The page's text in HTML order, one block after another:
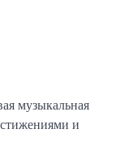
музыкальная
и